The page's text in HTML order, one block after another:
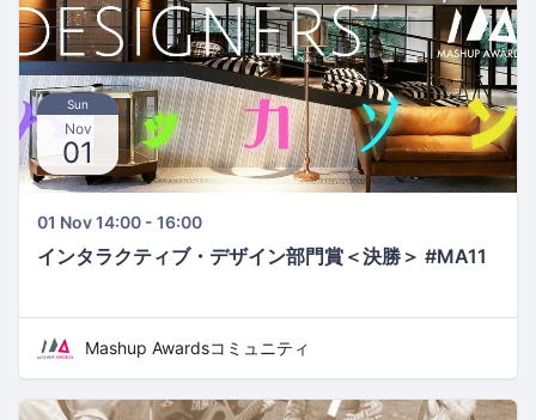
Sun
Nov
01
01 Nov 14:00 - 16:00
インタラクティブ・デザイン部門賞＜決勝＞ #MA11
Mashup Awardsコミュニティ